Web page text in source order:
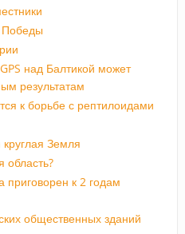
над Балтикой может
результатам
к борьбе с рептилоидами
Земля
область?
приговорен к 2 годам
общественных зданий